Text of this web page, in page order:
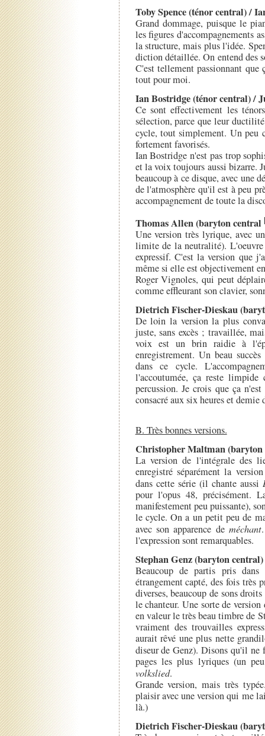
Toby Spence (ténor central) /
Grand dommage, puisque le
les figures d'accompagnements
la structure, mais plus l'idée.
diction détaillée. On entend des
C'est tellement passionnant
tout pour moi.
Ian Bostridge (ténor central) /
Ce sont effectivement les
sélection, parce que leur
cycle, tout simplement. Un peu
fortement favorisés.
Ian Bostridge n'est pas trop
et la voix toujours aussi bizarre.
beaucoup à ce disque, avec une
de l'atmosphère qu'il est à peu
accompagnement de toute la
Thomas Allen (baryton central
Une version très lyrique, avec
limite de la neutralité). L'oeuvre
expressif. C'est la version que
même si elle est objectivement
Roger Vignoles, qui peut
comme effleurant son clavier,
Dietrich Fischer-Dieskau
De loin la version la plus
juste, sans excès ; travaillée,
voix est un brin raidie à
enregistrement. Un beau
dans ce cycle.
l'accoutumée, ça reste
percussion. Je crois que ça
consacré aux six heures et
B. Très bonnes versions.
Christopher Maltman
La version de l'intégrale des
enregistré séparément la
dans cette série (il chante aussi
pour l'opus 48, précisément.
manifestement peu puissante),
le cycle. On a un petit peu de
avec son apparence de méchant
l'expression sont remarquables.
Stephan Genz (baryton
Beaucoup de partis pris
étrangement capté, des fois très
diverses, beaucoup de sons
le chanteur. Une sorte de
en valeur le très beau timbre de
vraiment des trouvailles
aurait rêvé une plus nette
diseur de Genz). Disons qu'il ne
pages les plus lyriques (un
volkslied.
Grande version, mais très
plaisir avec une version qui me
là.)
Dietrich Fischer-Dieskau